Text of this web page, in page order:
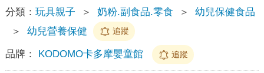
分類： 玩具親子 ＞ 奶粉.副食品.零食 ＞
幼兒保健食品
＞
幼兒營養保健 追蹤
品牌： KODOMO卡多摩嬰童館 追蹤